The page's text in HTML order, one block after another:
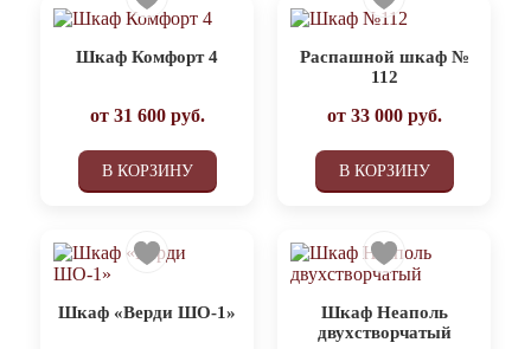
Шкаф Комфорт 4
от 31 600руб.
В КОРЗИНУ
Распашной шкаф №
112
от 33 000руб.
В КОРЗИНУ
Шкаф «Верди ШО-1»
Шкаф Неаполь
двухстворчатый